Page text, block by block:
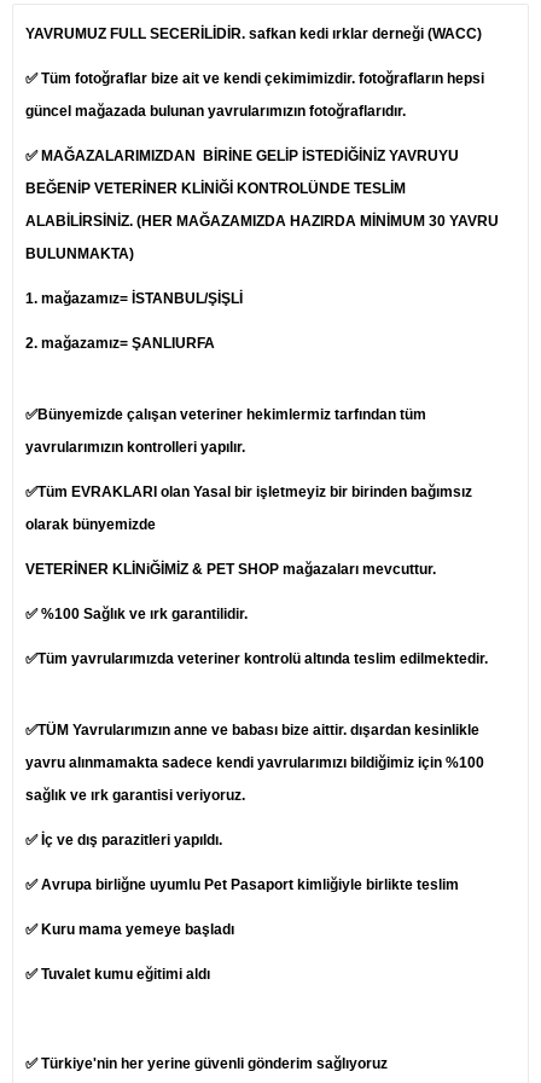
YAVRUMUZ FULL SECERİLİDİR. safkan kedi ırklar derneği (WACC)
✅ Tüm fotoğraflar bize ait ve kendi çekimimizdir. fotoğrafların hepsi
güncel mağazada bulunan yavrularımızın fotoğraflarıdır.
✅ MAĞAZALARIMIZDAN BİRİNE GELİP İSTEDİĞİNİZ YAVRUYU
BEĞENİP VETERİNER KLİNİĞİ KONTROLÜNDE TESLİM
ALABİLİRSİNİZ. (HER MAĞAZAMIZDA HAZIRDA MİNİMUM 30 YAVRU
BULUNMAKTA)
1. mağazamız= İSTANBUL/ŞİŞLİ
2. mağazamız= ŞANLIURFA
✅Bünyemizde çalışan veteriner hekimlermiz tarfından tüm
yavrularımızın kontrolleri yapılır.
✅Tüm EVRAKLARI olan Yasal bir işletmeyiz bir birinden bağımsız
olarak bünyemizde
VETERİNER KLİNiĞİMİZ & PET SHOP mağazaları mevcuttur.
✅ %100 Sağlık ve ırk garantilidir.
✅Tüm yavrularımızda veteriner kontrolü altında teslim edilmektedir.
✅TÜM Yavrularımızın anne ve babası bize aittir. dışardan kesinlikle
yavru alınmamakta sadece kendi yavrularımızı bildiğimiz için %100
sağlık ve ırk garantisi veriyoruz.
✅ İç ve dış parazitleri yapıldı.
✅ Avrupa birliğne uyumlu Pet Pasaport kimliğiyle birlikte teslim
✅ Kuru mama yemeye başladı
✅ Tuvalet kumu eğitimi aldı
✅ Türkiye'nin her yerine güvenli gönderim sağlıyoruz